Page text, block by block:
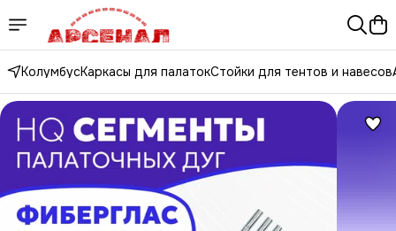
КолумбусКаркасы для палатокСтойки для тентов и навесов